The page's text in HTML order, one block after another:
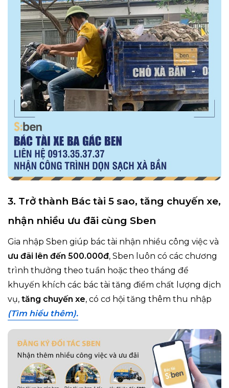
3. Trở thành Bác tài 5 sao, tăng chuyến xe,
nhận nhiều ưu đãi cùng Sben
Gia nhập Sben giúp bác tài nhận nhiều công việc và
ưu đãi lên đến 500.000đ, Sben luôn có các chương
trình thưởng theo tuần hoặc theo tháng để
khuyến khích các bác tài tăng điểm chất lượng dịch
vụ, tăng chuyến xe, có cơ hội tăng thêm thu nhập
(Tìm hiểu thêm).